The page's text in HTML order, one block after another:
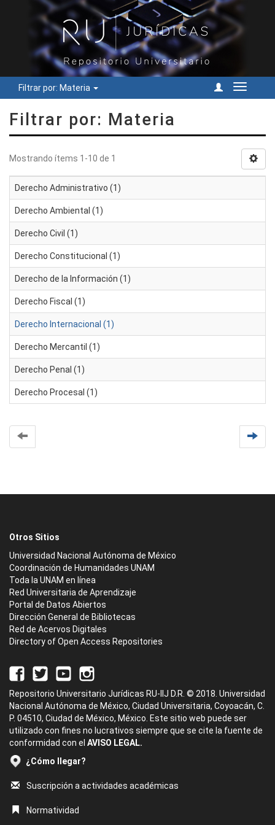
Filtrar por: Materia
Cambiar
Filtrar por: Materia
Mostrando ítems 1-10 de 1
Derecho Administrativo (1)
Derecho Ambiental (1)
Derecho Civil (1)
Derecho Constitucional (1)
Derecho de la Información (1)
Derecho Fiscal (1)
Derecho Internacional (1)
Derecho Mercantil (1)
Derecho Penal (1)
Derecho Procesal (1)
Otros Sitios
Universidad Nacional Autónoma de México
Coordinación de Humanidades UNAM
Toda la UNAM en línea
Red Universitaria de Aprendizaje
Portal de Datos Abiertos
Dirección General de Bibliotecas
Red de Acervos Digitales
Directory of Open Access Repositories
Repositorio Universitario Jurídicas RU-IIJ D.R. © 2018. Universidad
Nacional Autónoma de México, Ciudad Universitaria, Coyoacán, C.
P. 04510, Ciudad de México, México. Este sitio web puede ser
utilizado con fines no lucrativos siempre que se cite la fuente de
conformidad con el AVISO LEGAL.
¿Cómo llegar?
Suscripción a actividades académicas
Normatividad